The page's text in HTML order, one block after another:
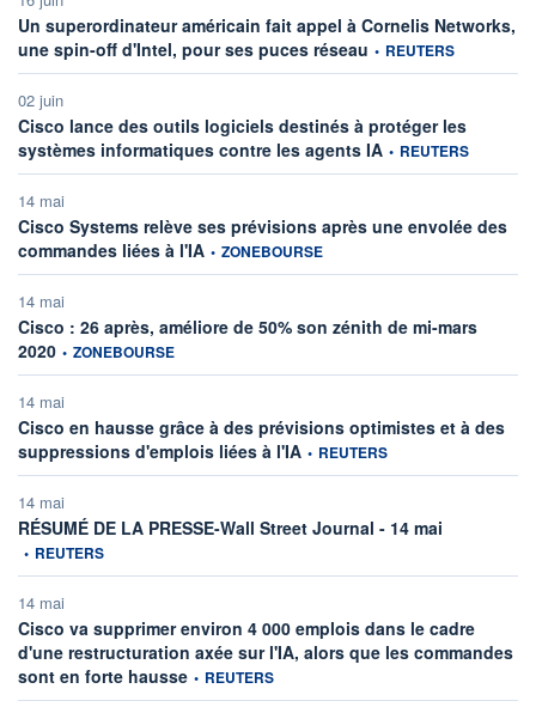
Un superordinateur américain fait appel à Cornelis Networks,
une spin-off d'Intel, pour ses puces réseau information fournie par
• REUTERS
02 juin
Cisco lance des outils logiciels destinés à protéger les
systèmes informatiques contre les agents IA information fournie par
• REUTERS
14 mai
Cisco Systems relève ses prévisions après une envolée des
commandes liées à l'IA information fournie par
• ZONEBOURSE
14 mai
Cisco : 26 après, améliore de 50% son zénith de mi-mars
2020information fournie par
• ZONEBOURSE
14 mai
Cisco en hausse grâce à des prévisions optimistes et à des
suppressions d'emplois liées à l'IA information fournie par
• REUTERS
14 mai
RÉSUMÉ DE LA PRESSE-Wall Street Journal - 14 mai
• REUTERS
14 mai
Cisco va supprimer environ 4 000 emplois dans le cadre
d'une restructuration axée sur l'IA, alors que les commandes
sont en forte hausse information fournie par
• REUTERS